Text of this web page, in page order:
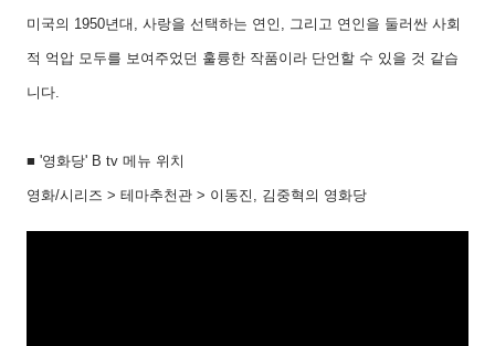
미국의 1950년대 , 사랑을 선택하는 연인 , 그리고 연인을 둘러싼 사회
적 억압 모두를 보여주었던 훌륭한 작품이라 단언할 수 있을 것 같습
니다.
■ '영화당' B tv 메뉴 위치
영화/시리즈 > 테마추천관 > 이동진, 김중혁의 영화당